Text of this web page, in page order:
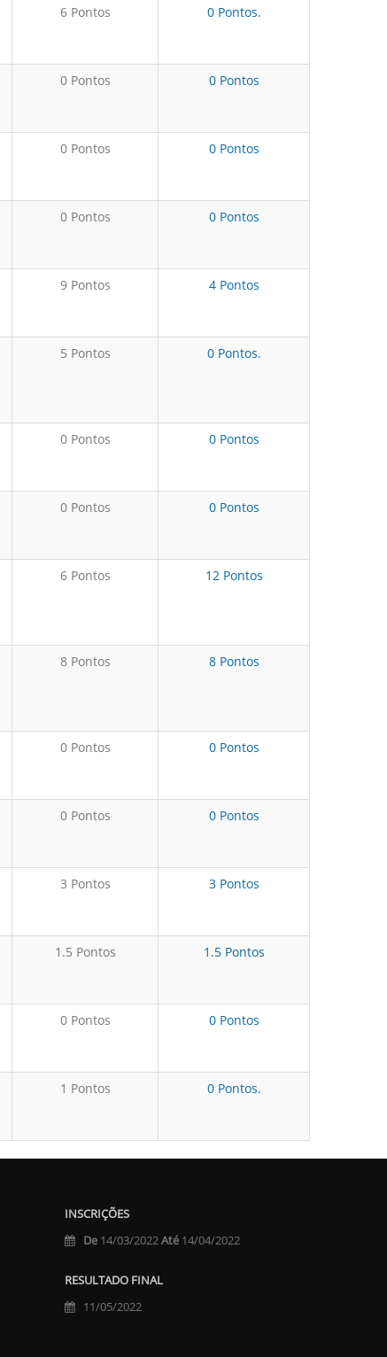
6 Pontos 0 Pontos.
0 Pontos 0 Pontos
0 Pontos 0 Pontos
0 Pontos 0 Pontos
9 Pontos 4 Pontos
5 Pontos 0 Pontos.
0 Pontos 0 Pontos
0 Pontos 0 Pontos
6 Pontos 12 Pontos
8 Pontos 8 Pontos
0 Pontos 0 Pontos
0 Pontos 0 Pontos
3 Pontos 3 Pontos
1.5 Pontos 1.5 Pontos
0 Pontos 0 Pontos
1 Pontos 0 Pontos.
INSCRIÇÕES
De14/03/2022Até14/04/2022
RESULTADO FINAL
11/05/2022